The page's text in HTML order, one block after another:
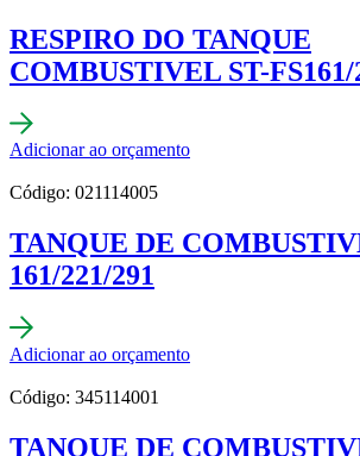
RESPIRO DO TANQUE
COMBUSTIVEL ST-FS161/
Adicionar ao orçamento
Código: 021114005
TANQUE DE
161/221/291
Adicionar ao orçamento
Código: 345114001
TANQUE DE